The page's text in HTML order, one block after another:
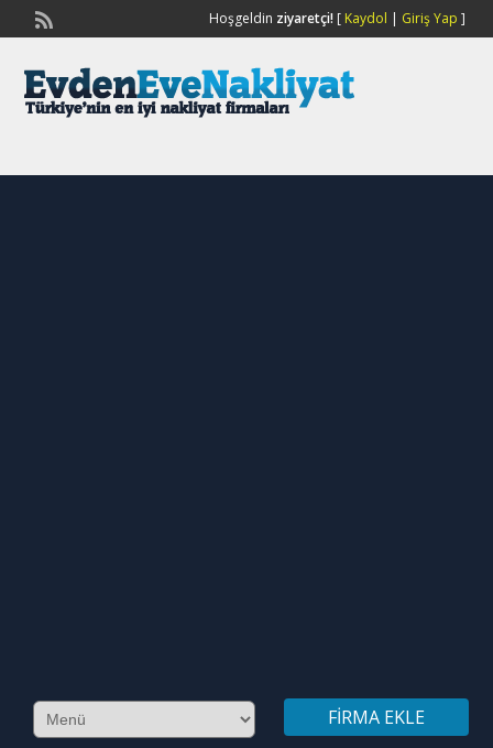
Hoşgeldin ziyaretçi![ Kaydol | Giriş Yap ]
FIRMA EKLE